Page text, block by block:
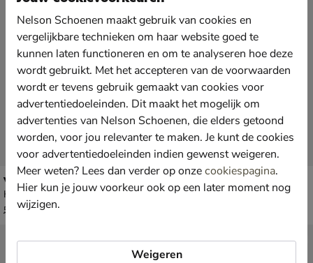
Vans SK-8 Mid
Klittenbandschoenen - grijs
van € 59,99 voor € 41,99
59 99 41,99
New Balance 480
Lage sneakers - grijs
Nelson Schoenen maakt gebruik van cookies en
vergelijkbare technieken om haar website goed te
kunnen laten functioneren en om te analyseren hoe deze
wordt gebruikt. Met het accepteren van de voorwaarden
wordt er tevens gebruik gemaakt van cookies voor
advertentiedoeleinden. Dit maakt het mogelijk om
advertenties van Nelson Schoenen, die elders getoond
worden, voor jou relevanter te maken. Je kunt de cookies
voor advertentiedoeleinden indien gewenst weigeren.
Meer weten? Lees dan verder op onzecookiespagina.
Hier kun je jouw voorkeur ook op een later moment nog
wijzigen.
Weigeren